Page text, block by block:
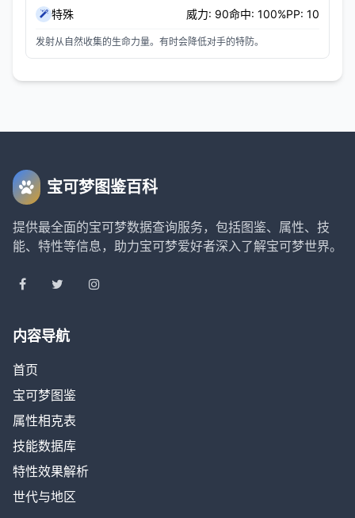
特殊 威力: 90命中: 100%PP: 10
发射从自然收集的生命力量。有时会降低对手的特防。
宝可梦图鉴百科
提供最全面的宝可梦数据查询服务，包括图鉴、属性、技
能、特性等信息，助力宝可梦爱好者深入了解宝可梦世界。
内容导航
首页
宝可梦图鉴
属性相克表
技能数据库
特性效果解析
世代与地区